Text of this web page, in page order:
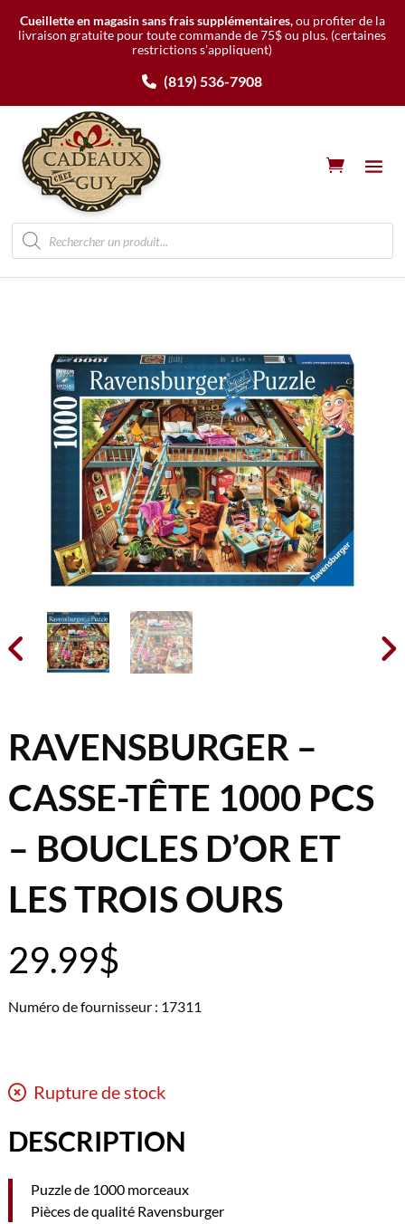
Cueillette en magasin sans frais supplémentaires,ou profiter de la
livraison gratuite pour toute commande de 75$ ou plus. (certaines
restrictions s’appliquent)
(819) 536-7908
Recherche
de
produits
 
RAVENSBURGER –
CASSE-TÊTE 1000 PCS
– BOUCLES D’OR ET
LES TROIS OURS
29.99$
Numéro de fournisseur : 17311
Rupture de stock
DESCRIPTION
Puzzle de 1000 morceaux
Pièces de qualité Ravensburger